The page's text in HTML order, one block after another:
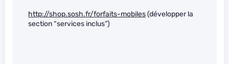
http://shop.sosh.fr/forfaits-mobiles(développer la
section “services inclus”)